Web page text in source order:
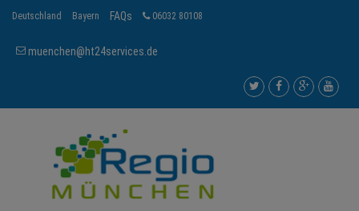
Deutschland Bayern FAQs 06032 80108
muenchen@ht24services.de